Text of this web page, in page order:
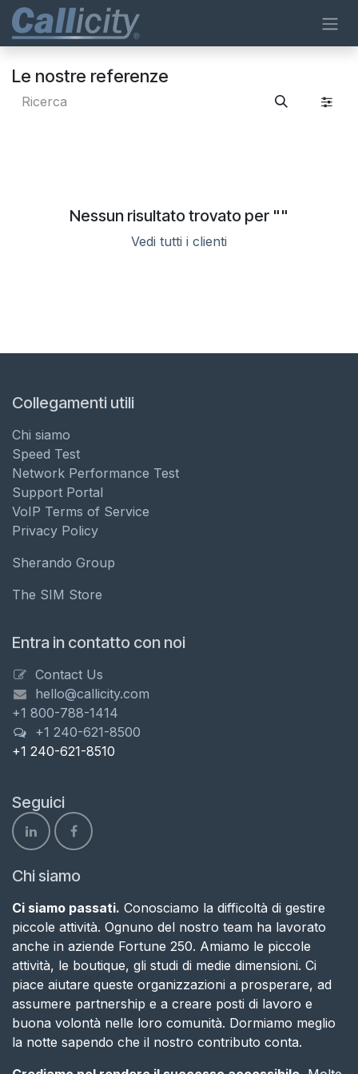
Passa al contenuto
Le nostre referenze
Nessun risultato trovato per ""
Vedi tutti i clienti
Collegamenti utili
Chi siamo
Speed Test
Network Performance Test
Support Portal
VoIP Terms of Service
Privacy Policy
Sherando Group
The SIM Store
Entra in contatto con noi
Contact Us
hello@callicity.com
+1 800-788-1414
+1 240-621-8500
+1 240-621-8510
Seguici
Chi siamo
Ci siamo passati. Conosciamo la difficoltà di gestire
piccole attività. Ognuno del nostro team ha lavorato
anche in aziende Fortune 250. Amiamo le piccole
attività, le boutique, gli studi di medie dimensioni. Ci
piace aiutare queste organizzazioni a prosperare, ad
assumere partnership e a creare posti di lavoro e
buona volontà nelle loro comunità. Dormiamo meglio
la notte sapendo che il nostro contributo conta​.